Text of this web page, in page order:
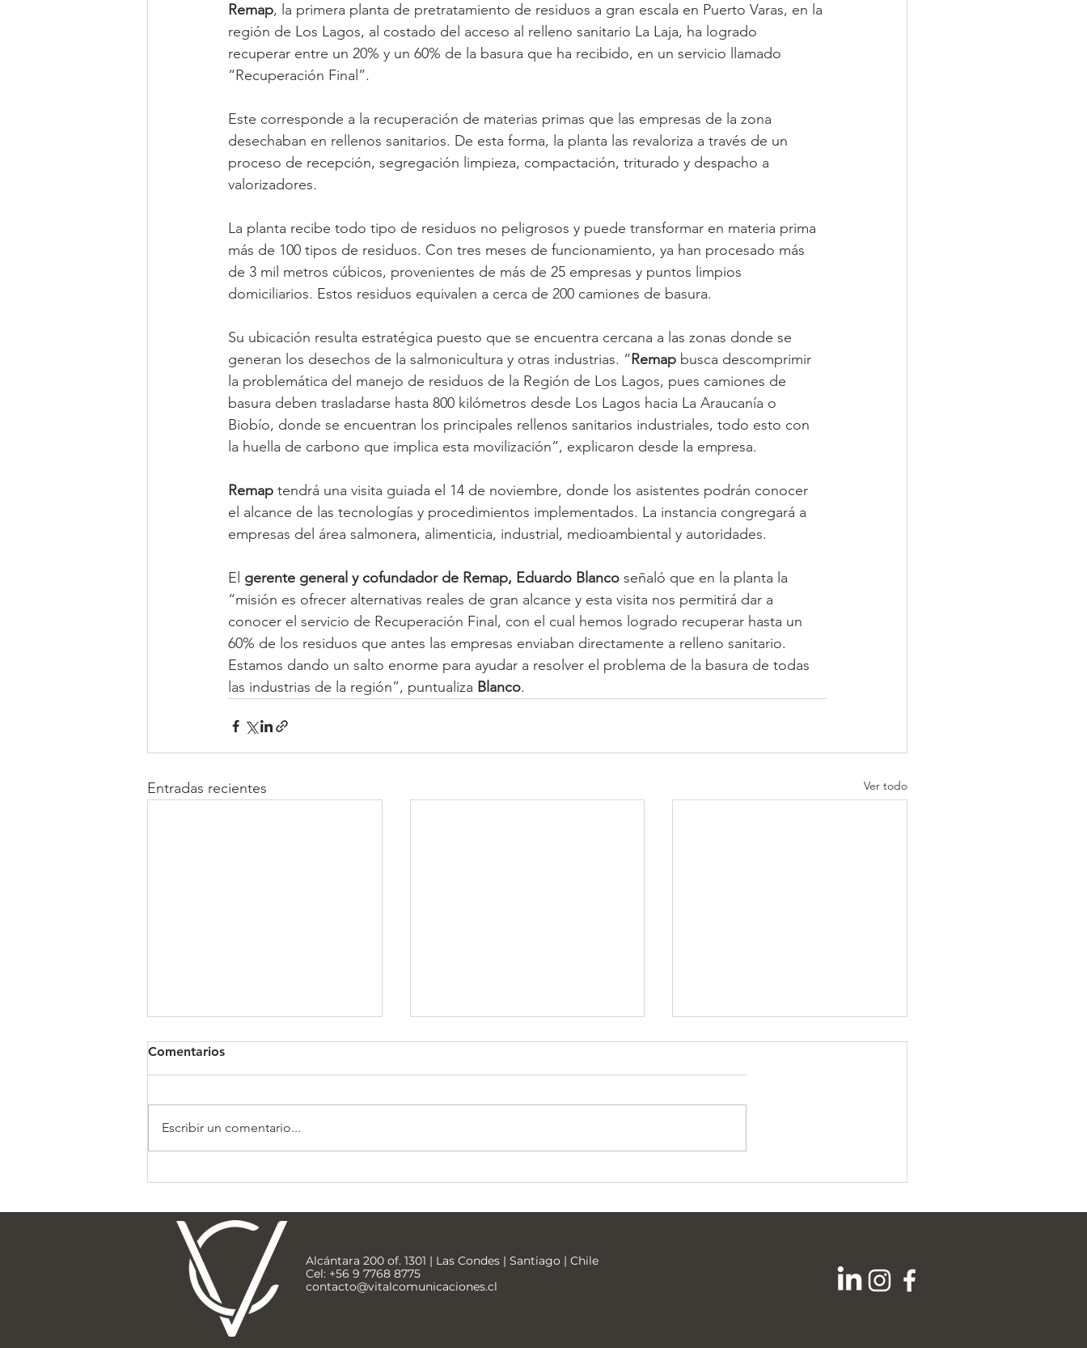
Remap, la primera planta de pretratamiento de residuos a gran escala en Puerto Varas, en la
región de Los Lagos, al costado del acceso al relleno sanitario La Laja, ha logrado
recuperar entre un 20% y un 60% de la basura que ha recibido, en un servicio llamado
“Recuperación Final”.
Este corresponde a la recuperación de materias primas que las empresas de la zona
desechaban en rellenos sanitarios. De esta forma, la planta las revaloriza a través de un
proceso de recepción, segregación limpieza, compactación, triturado y despacho a
valorizadores.
La planta recibe todo tipo de residuos no peligrosos y puede transformar en materia prima
más de 100 tipos de residuos. Con tres meses de funcionamiento, ya han procesado más
de 3 mil metros cúbicos, provenientes de más de 25 empresas y puntos limpios
domiciliarios. Estos residuos equivalen a cerca de 200 camiones de basura.
Su ubicación resulta estratégica puesto que se encuentra cercana a las zonas donde se
generan los desechos de la salmonicultura y otras industrias. “Remap busca descomprimir
la problemática del manejo de residuos de la Región de Los Lagos, pues camiones de
basura deben trasladarse hasta 800 kilómetros desde Los Lagos hacia La Araucanía o
Biobío, donde se encuentran los principales rellenos sanitarios industriales, todo esto con
la huella de carbono que implica esta movilización”, explicaron desde la empresa.
Remap tendrá una visita guiada el 14 de noviembre, donde los asistentes podrán conocer
el alcance de las tecnologías y procedimientos implementados. La instancia congregará a
empresas del área salmonera, alimenticia, industrial, medioambiental y autoridades.
El gerente general y cofundador de Remap, Eduardo Blanco señaló que en la planta la
“misión es ofrecer alternativas reales de gran alcance y esta visita nos permitirá dar a
conocer el servicio de Recuperación Final, con el cual hemos logrado recuperar hasta un
60% de los residuos que antes las empresas enviaban directamente a relleno sanitario.
Estamos dando un salto enorme para ayudar a resolver el problema de la basura de todas
las industrias de la región”, puntualiza Blanco.
Entradas recientes Ver todo
Clínica Somno
Comentarios
Escribir un comentario...
Alcántara 200 of. 1301 | Las Condes | Santiago | Chile
Cel: +56 9 7768 8775
contacto@vitalcomunicaciones.cl